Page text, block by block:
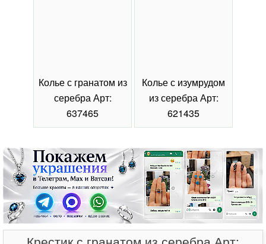
Колье с гранатом из
серебра Арт:
637465
Колье с изумрудом
из серебра Арт:
621435